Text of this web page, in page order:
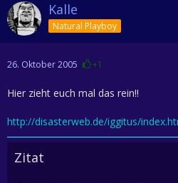
Kalle
Natural Playboy
26. Oktober 2005 +1
Hier zieht euch mal das rein!!
http://disasterweb.de/iggitus/
Zitat